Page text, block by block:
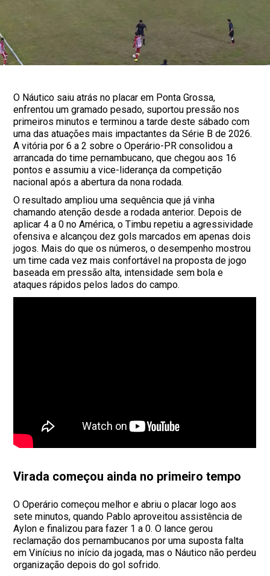
O Náutico saiu atrás no placar em Ponta Grossa,
enfrentou um gramado pesado, suportou pressão nos
primeiros minutos e terminou a tarde deste sábado com
uma das atuações mais impactantes da Série B de 2026.
A vitória por 6 a 2 sobre o Operário-PR consolidou a
arrancada do time pernambucano, que chegou aos 16
pontos e assumiu a vice-liderança da competição
nacional após a abertura da nona rodada.
O resultado ampliou uma sequência que já vinha
chamando atenção desde a rodada anterior. Depois de
aplicar 4 a 0 no América, o Timbu repetiu a agressividade
ofensiva e alcançou dez gols marcados em apenas dois
jogos. Mais do que os números, o desempenho mostrou
um time cada vez mais confortável na proposta de jogo
baseada em pressão alta, intensidade sem bola e
ataques rápidos pelos lados do campo.
Virada começou ainda no primeiro tempo
O Operário começou melhor e abriu o placar logo aos
sete minutos, quando Pablo aproveitou assistência de
Aylon e finalizou para fazer 1 a 0. O lance gerou
reclamação dos pernambucanos por uma suposta falta
em Vinícius no início da jogada, mas o Náutico não perdeu
organização depois do gol sofrido.